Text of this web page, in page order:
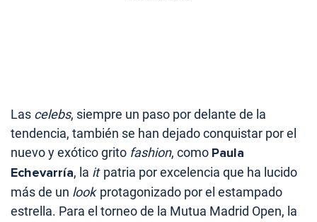
Las celebs, siempre un paso por delante de la
tendencia, también se han dejado conquistar por el
nuevo y exótico grito fashion, como Paula
Echevarría, la itpatria por excelencia que ha lucido
más de un lookprotagonizado por el estampado
estrella. Para el torneo de la Mutua Madrid Open, la